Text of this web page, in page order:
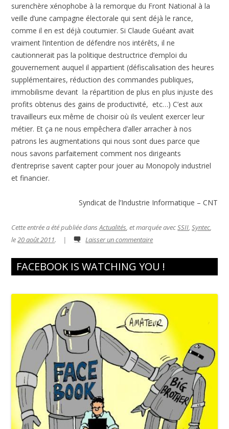
surenchère xénophobe à la remorque du Front National à la
veille d’une campagne électorale qui sent déjà le rance,
comme il en est déjà coutumier. Si Claude Guéant avait
vraiment l’intention de défendre nos intérêts, il ne
cautionnerait pas la politique destructrice d’emploi du
gouvernement auquel il appartient (défiscalisation des heures
supplémentaires, réduction des commandes publiques,
immobilisme devant la répartition de plus en plus injuste des
profits obtenus des gains de productivité, etc…) C’est aux
travailleurs eux même de choisir où ils veulent exercer leur
métier. Et ça ne nous empêchera d’aller arracher à nos
patrons les augmentations qui nous sont dues parce que
nous savons parfaitement comment nos dirigeants
d’entreprise savent capter pour jouer au Monopoly industriel
et financier.
Syndicat de l’Industrie Informatique – CNT
Cette entrée a été publiée dansActualités, et marquée avecSSII,Syntec,
le20 août 2011. | Laisser un commentaire
FACEBOOK IS WATCHING YOU !